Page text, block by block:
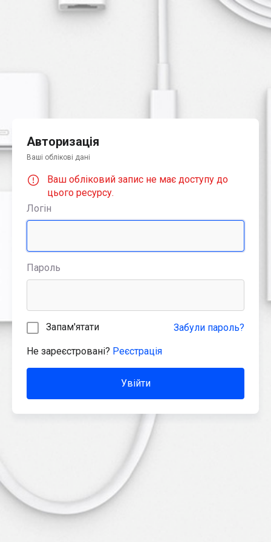
Авторизація
Ваші облікові дані
Ваш обліковий запис не має доступу до
цього ресурсу.
Логін
Пароль
Запам'ятати Забули пароль?
Не зареєстровані? Реєстрація